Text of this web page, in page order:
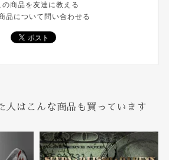
の商品を友達に教える
品について問い合わせる
人はこんな商品も買っています